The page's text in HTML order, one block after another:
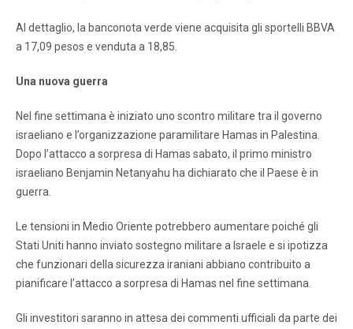
Al dettaglio, la banconota verde viene acquisita gli sportelli BBVA
a 17,09 pesos e venduta a 18,85.
Una nuova guerra
Nel fine settimana è iniziato uno scontro militare tra il governo
israeliano e l’organizzazione paramilitare Hamas in Palestina.
Dopo l’attacco a sorpresa di Hamas sabato, il primo ministro
israeliano Benjamin Netanyahu ha dichiarato che il Paese è in
guerra.
Le tensioni in Medio Oriente potrebbero aumentare poiché gli
Stati Uniti hanno inviato sostegno militare a Israele e si ipotizza
che funzionari della sicurezza iraniani abbiano contribuito a
pianificare l’attacco a sorpresa di Hamas nel fine settimana.
Gli investitori saranno in attesa dei commenti ufficiali da parte dei